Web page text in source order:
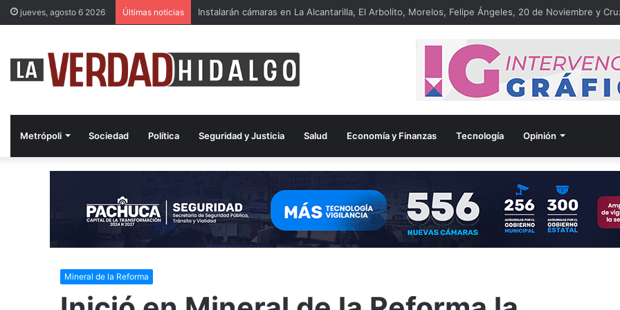
jueves, agosto 6 2026 Últimas noticias Instalarán cámaras en La Alcantarilla, El Arbolito, Morelos, Felipe Ángeles, 20 de Noviembre y
Metrópoli Sociedad Política Seguridad y Justicia Salud Economía y Finanzas Tecnología Opinión
Mineral de la Reforma